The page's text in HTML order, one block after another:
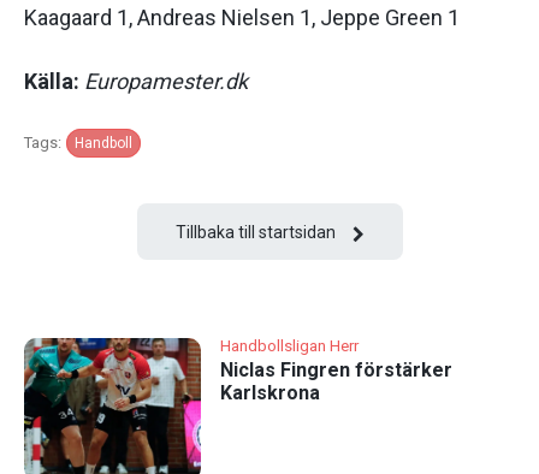
Kaagaard 1, Andreas Nielsen 1, Jeppe Green 1
Källa: Europamester.dk
Tags: Handboll
Tillbaka till startsidan
Handbollsligan Herr
Niclas Fingren förstärker
Karlskrona